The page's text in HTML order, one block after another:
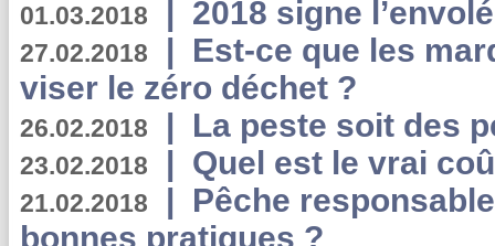
01.03.2018 2018 signe
27.02.2018 | Est-ce que les
viser le zéro déchet ?
26.02.2018 | La peste soit des
23.02.2018 | Quel est le vrai
21.02.2018 | Pêche
bonnes pratiques ?